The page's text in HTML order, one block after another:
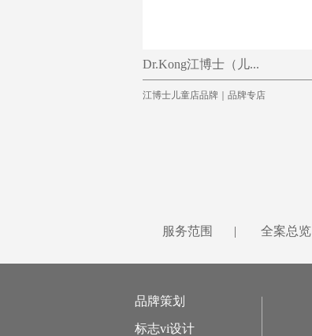
Dr.Kong江博士（儿...
江博士儿童店品牌｜品牌专店
服务范围 | 全案总览
品牌策划
标志vi设计